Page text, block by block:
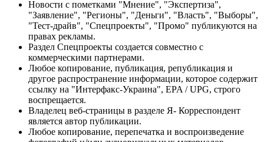
Новости с пометками "Мнение", "Экспертиза",
"Заявление", "Регионы", "Деньги", "Власть", "Выборы",
"Тест-драйв", "Спецпроекты", "Промо" публикуются на
правах рекламы.
Раздел Спецпроекты создается совместно с
коммерческими партнерами.
Любое копирование, публикация, републикация и
другое распространение информации, которое содержит
ссылку на "Интерфакс-Украина", EPA / UPG, строго
воспрещается.
Владелец веб-страницы в разделе Я- Корреспондент
является автор публикации.
Любое копирование, перепечатка и воспроизведение